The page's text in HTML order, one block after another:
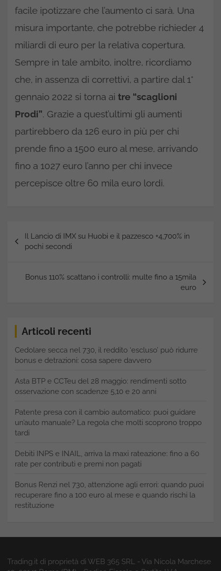
facile ipotizzare che l’aumento ci sarà. Una
misura importante, che potrebbe richieder 4
miliardi di euro per la relativa copertura.
Sempre in tale ambito, inoltre, ricordiamo
che, in assenza di correttivi, a partire dal 1°
gennaio 2022 si torna ai tre “scaglioni
Prodi”. Grazie a quest’ultimi gli aumenti
partirebbero da 126 euro in più per chi
prende fino a 1500 euro al mese, arrivando
fino a 1027 euro l’anno per chi invece
percepisce oltre 60 mila euro lordi.
articoli
Il Lancio di IMX su Huobi e il pazzesco +4,700% in
pochi secondi
Bonus 110% scattano i controlli: multe fino a 15mila
euro
Articoli recenti
Cedolare secca nel 730, il reddito ‘escluso’ può ridurre
bonus e detrazioni: cosa sapere davvero
Asta BTP e CCTeu del 28 maggio: rendimenti sotto
osservazione con scadenze 5,10 e 20 anni
Patente presa con il cambio automatico: puoi guidare
un’auto manuale? La regola che molti scoprono troppo
tardi
Debiti INPS e INAIL, arriva la maxi rateazione: fino a 60
rate per contributi e premi non pagati
Bonus Renzi nel 730, attenzione agli errori: quando puoi
recuperare fino a 100 euro al mese e quando rischi la
restituzione
Trading.it di proprietà di WEB 365 SRL - Via Nicola Marchese